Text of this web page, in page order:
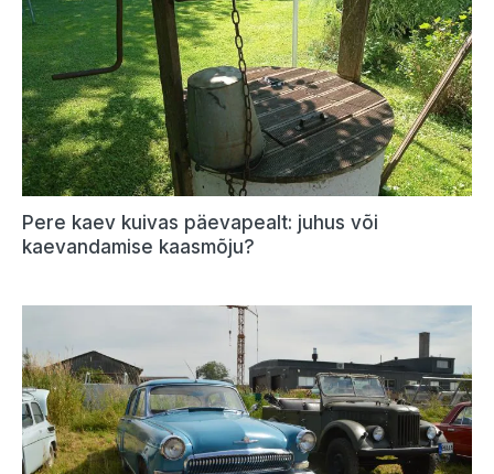
Pere kaev kuivas päevapealt: juhus või
kaevandamise kaasmõju?